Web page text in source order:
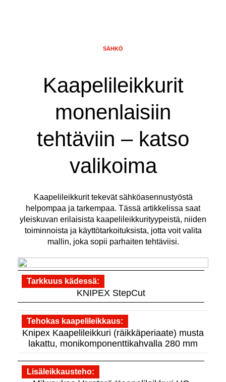
Kaapelileikkurit
monenlaisiin
tehtäviin – katso
valikoima
SÄHKÖ
Kaapelileikkurit tekevät sähköasennustyöstä
helpompaa ja tarkempaa. Tässä artikkelissa saat
yleiskuvan erilaisista kaapelileikkurityypeistä, niiden
toiminnoista ja käyttötarkoituksista, jotta voit valita
mallin, joka sopii parhaiten tehtäviisi.
Tarkkuus kädessä
KNIPEX StepCut
Tehokas kaapelileikkaus
Knipex Kaapelileikkuri (räikkäperiaate) musta
lakattu, monikomponenttikahvalla 280 mm
Lisäleikkausteho